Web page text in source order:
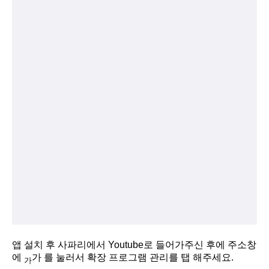
앱 설치 후 사파리에서 Youtube로 들어가주신 후에 주소창
에
가가 를 눌러서 확장 프로그램 관리를 탭 해주세요.